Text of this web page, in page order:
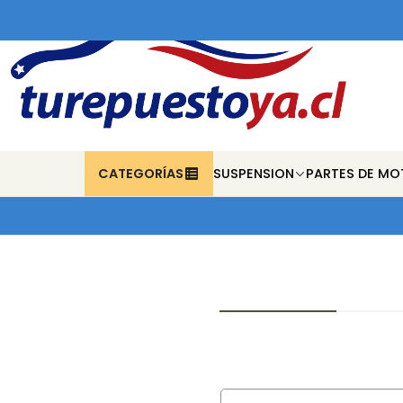
CATEGORÍAS SUSPENSION PARTES DE